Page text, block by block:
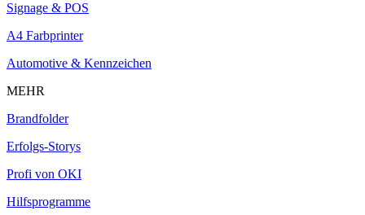
Signage & POS
A4 Farbprinter
Automotive & Kennzeichen
MEHR
Brandfolder
Erfolgs-Storys
Profi von OKI
Hilfsprogramme